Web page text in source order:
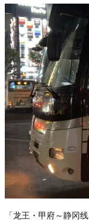
「龙王・甲府～静冈